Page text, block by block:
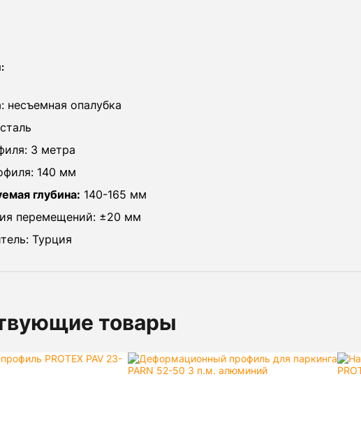
несъемная опалубка
3 метра
140 мм
глубина: 140-165 мм
перемещений: ±20 мм
Турция
товары